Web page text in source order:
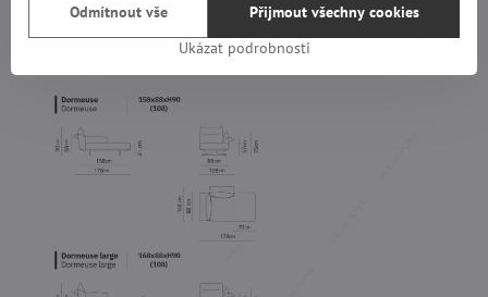
Ukázat podrobnosti
Přijmout všechny cookies
Odmítnout vše